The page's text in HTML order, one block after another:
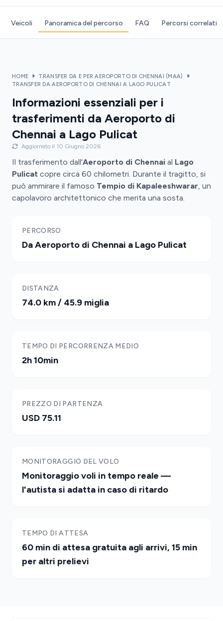
Veicoli Panoramica del percorso FAQ Percorsi correlati
HOME
TRANSFER DA E PER AEROPORTO DI CHENNAI (MAA)
TRANSFER DA AEROPORTO DI CHENNAI A LAGO PULICAT
Informazioni essenziali per i
trasferimenti da Aeroporto di
Chennai a Lago Pulicat
Aggiornato il 10 Giugno 2026
Il trasferimento dall'Aeroporto di Chennai al Lago
Pulicat copre circa 60 chilometri. Durante il tragitto, si
può ammirare il famoso Tempio di Kapaleeshwarar, un
capolavoro architettonico che merita una sosta.
PERCORSO
Da Aeroporto di Chennai a Lago Pulicat
DISTANZA
74.0 km / 45.9 miglia
TEMPO DI PERCORRENZA MEDIO
2h 10min
PREZZO DI PARTENZA
USD 75.11
MONITORAGGIO DEL VOLO
Monitoraggio voli in tempo reale —
l'autista si adatta in caso di ritardo
TEMPO DI ATTESA
60 min di attesa gratuita agli arrivi, 15 min
per altri prelievi